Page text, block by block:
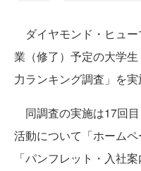
ダイヤモンド・ヒュ
業（修了）予定の大学
力ランキング調査」を実
同調査の実施は17回
活動について「ホームペ
「パンフレット・入社